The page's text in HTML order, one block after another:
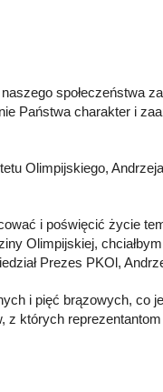
społeczeństwa
Państwa charakter i
Olimpijskiego,
i poświęcić życie
Olimpijskiej,
Prezes PKOl,
i pięć brązowych, co
których